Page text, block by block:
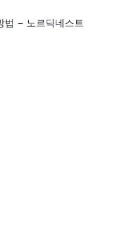
법 - 노르딕네스트